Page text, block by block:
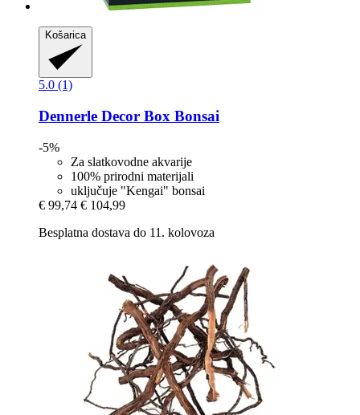
Košarica
5.0 (1)
Dennerle Decor Box Bonsai
-5%
Za slatkovodne akvarije
100% prirodni materijali
uključuje "Kengai" bonsai
€ 99,74 € 104,99
Besplatna dostava do 11. kolovoza